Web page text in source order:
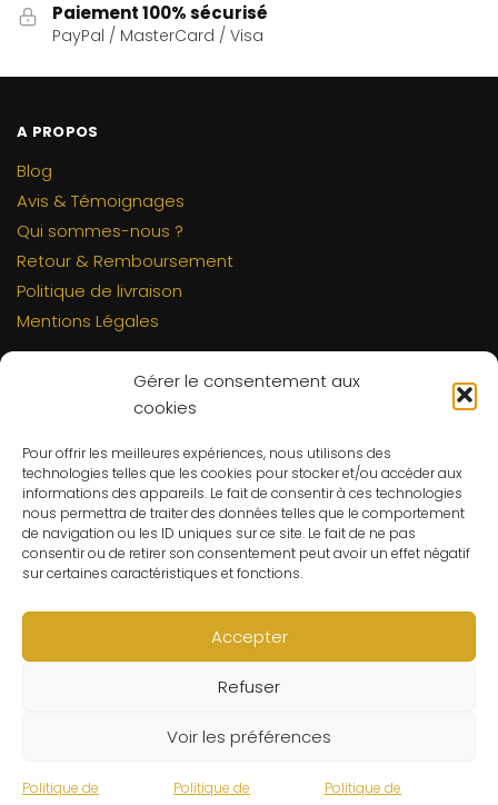
Gérer le consentement aux
cookies
Pour offrir les meilleures expériences, nous utilisons des
technologies telles que les cookies pour stocker et/ou accéder aux
informations des appareils. Le fait de consentir à ces technologies
nous permettra de traiter des données telles que le comportement
de navigation ou les ID uniques sur ce site. Le fait de ne pas
consentir ou de retirer son consentement peut avoir un effet négatif
sur certaines caractéristiques et fonctions.
Accepter
Refuser
Voir les préférences
Politique de Politique de Politique de
Paiement 100% sécurisé
PayPal / MasterCard / Visa
A PROPOS
Blog
Avis & Témoignages
Qui sommes-nous ?
Retour & Remboursement
Politique de livraison
Mentions Légales
Contact
C.G.V
Suivre ma commande
CONTACT
Un problème ? Une question ? Le Refuge du Sorcier™ est
à votre disposition 7j/7 et 24h/24.
Notre règle d’or ? Un client 100% satisfait.
© Le Refuge du Sorcier™